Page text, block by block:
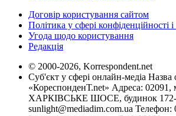
Договір користування сайтом
Політика у сфері конфіденційності
Угода щодо користування
Редакція
© 2000-2026, Korrespondent.net
Суб'єкт у сфері онлайн-медіа Назва
«КореспонденТ.net» Адреса: 02091,
ХАРКІВСЬКЕ ШОСЕ, будинок 172-
sunlight@mediadim.com.ua Телефон: